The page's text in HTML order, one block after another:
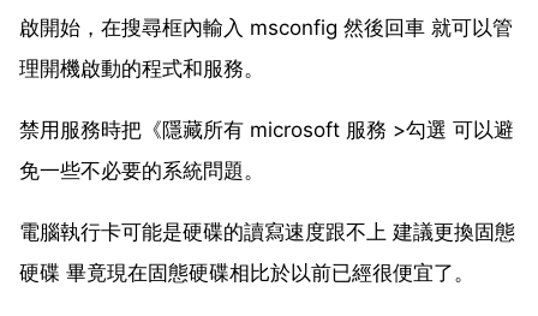
啟開始，在搜尋框內輸入 msconfig 然後回車 就可以管
理開機啟動的程式和服務。
禁用服務時把《隱藏所有 microsoft 服務 >勾選 可以避
免一些不必要的系統問題。
電腦執行卡可能是硬碟的讀寫速度跟不上 建議更換固態
硬碟 畢竟現在固態硬碟相比於以前已經很便宜了。